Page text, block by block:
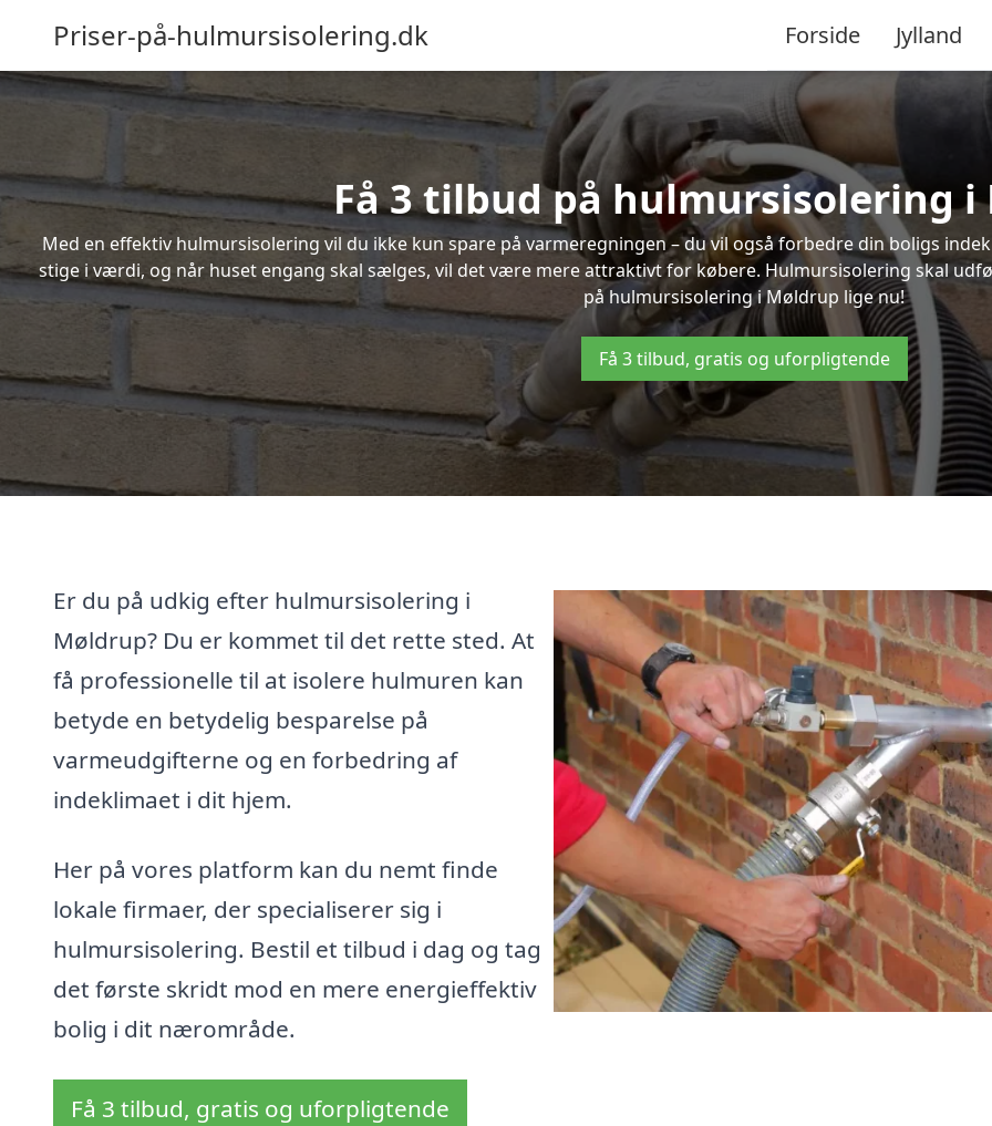
Priser-på-hulmursisolering.dk Forside Jylland
Få 3 tilbud på hulmursisolering i
Med en effektiv hulmursisolering vil du ikke kun spare på varmeregningen – du vil også forbedre din boligs
stige i værdi, og når huset engang skal sælges, vil det være mere attraktivt for købere. Hulmursisolering skal
på hulmursisolering i Møldrup lige nu!
Få 3 tilbud, gratis og uforpligtende
Er du på udkig efter hulmursisolering i
Møldrup? Du er kommet til det rette sted. At
få professionelle til at isolere hulmuren kan
betyde en betydelig besparelse på
varmeudgifterne og en forbedring af
indeklimaet i dit hjem.
Her på vores platform kan du nemt finde
lokale firmaer, der specialiserer sig i
hulmursisolering. Bestil et tilbud i dag og tag
det første skridt mod en mere energieffektiv
bolig i dit nærområde.
Få 3 tilbud, gratis og uforpligtende